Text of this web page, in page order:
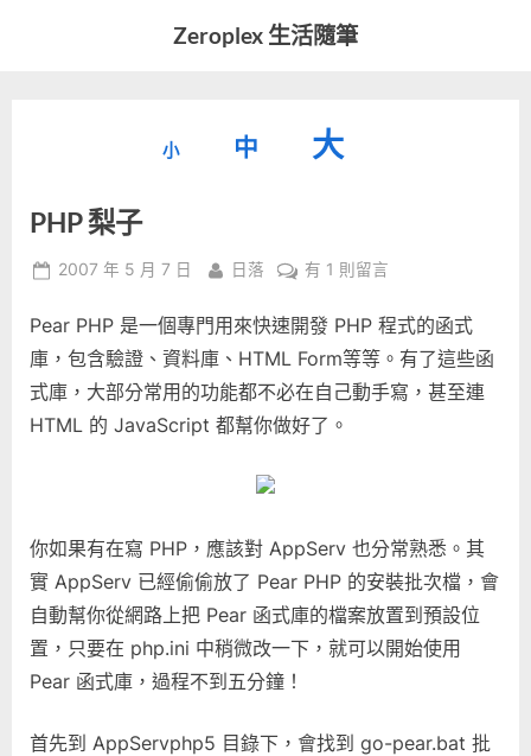
Zeroplex 生活隨筆
發
事
小
小。
中
重
型
大
小。
大
字
型
大
PHP 梨子
Posted
2007 年 5 月 7 日 By
日落
在
梨
子〉
中
有 1 則留言
Pear PHP 是一個專門用來快速開發 PHP 程式的函式
庫，包含驗證、資料庫、HTML Form等等。有了這些函
式庫，大部分常用的功能都不必在自己動手寫，甚至連
HTML 的 JavaScript 都幫你做好了。
你如果有在寫 PHP，應該對 AppServ 也分常熟悉。其
實 AppServ 已經偷偷放了 Pear PHP 的安裝批次檔，會
自動幫你從網路上把 Pear 函式庫的檔案放置到預設位
置，只要在 php.ini 中稍微改一下，就可以開始使用
Pear 函式庫，過程不到五分鐘！
首先到 AppServphp5 目錄下，會找到 go-pear.bat 批